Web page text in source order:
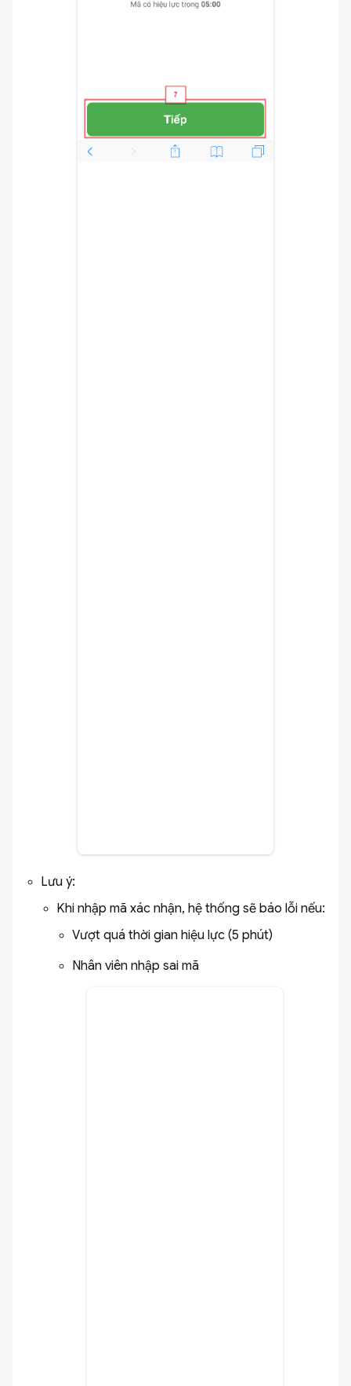
Lưu ý:
Khi nhập mã xác nhận, hệ thống sẽ báo lỗi nếu:
Vượt quá thời gian hiệu lực (5 phút)
Nhân viên nhập sai mã